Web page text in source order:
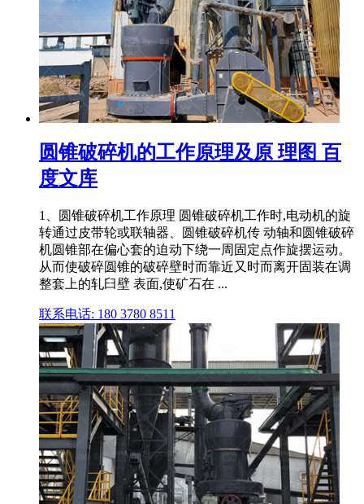
圆锥破碎机的工作原理及原 理图 百
度文库
1、圆锥破碎机工作原理 圆锥破碎机工作时,电动机的旋
转通过皮带轮或联轴器、圆锥破碎机传 动轴和圆锥破碎
机圆锥部在偏心套的迫动下绕一周固定点作旋摆运动。
从而使破碎圆锥的破碎壁时而靠近又时而离开固装在调
整套上的轧臼壁 表面,使矿石在 ...
联系电话: 180 3780 8511